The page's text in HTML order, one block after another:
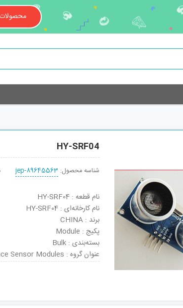
HY-SRF04
شناسه محصول: jep-89645563
نام قطعه : HY-SRF04
نام کارخانه‌ای : HY-SRF04
برند : CHINA
پکیج : Module
بسته‌بندی : Bulk
عنوان گروه : Distance Sensor Modules